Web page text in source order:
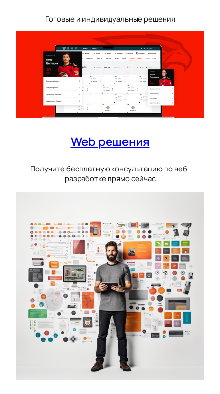
Готовые и индивидуальные решения
Web решения
Получите бесплатную консультацию по веб-
разработке прямо сейчас